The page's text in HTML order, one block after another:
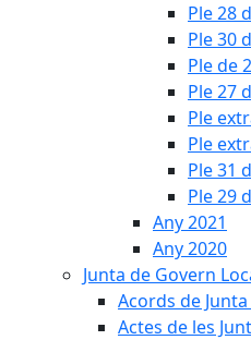
Ple 28
Ple 30
Ple de
Ple 27
Ple
Ple
Ple 31
Ple 29
Any 2021
Any 2020
Junta de Govern
Acords de
Actes de les